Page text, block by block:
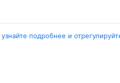
узнайте подробнее и